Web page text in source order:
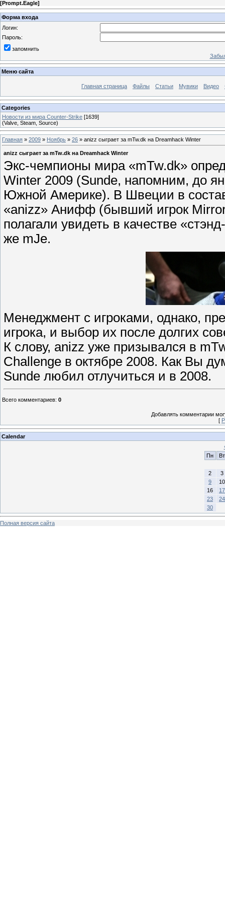
[Prompt.Eagle]
Форма входа
Логин:
Пароль:
запомнить
Меню сайта
Главная страница Файлы Статьи Мувики Видео
Categories
Новости из мира Counter-Strike [1639]
(Valve, Steam, Source)
Главная » 2009 » Ноябрь » 26 » anizz cыграет за mTw.dk на Dreamhack Winter
anizz cыграет за mTw.dk на Dreamhack Winter
Экс-чемпионы мира «mTw.dk»
Winter 2009 (Sunde, напомним, до
Южной Америке). В Швеции в
«anizz» Анифф (бывший игрок
полагали увидеть в качестве
же mJe.
Менеджмент с игроками, однако,
игрока, и выбор их после долгих
К слову, anizz уже призывался в
Challenge в октябре 2008. Как Вы
Sunde любил отлучиться и в 2008.
Всего комментариев: 0
Добавлять комментарии
[
Calendar
Пн
Вт
2
3
9
10
16
17
23
24
30
Полная версия сайта